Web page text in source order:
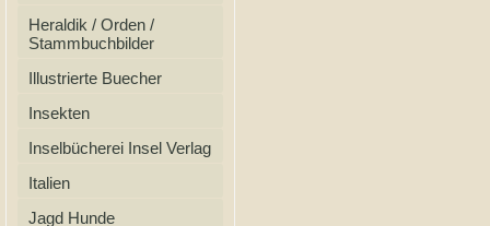
Heraldik / Orden /
Stammbuchbilder
Illustrierte Buecher
Insekten
Inselbücherei Insel Verlag
Italien
Jagd Hunde